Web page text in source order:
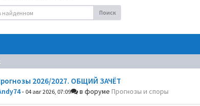
Поиск
2026/2027. ОБЩИЙ ЗАЧЁТ
- 04 авг 2026, 07:09 в форуме Прогнозы и споры